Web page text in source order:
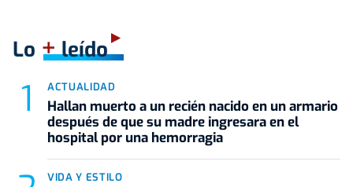
Lo +leído
ACTUALIDAD
Hallan muerto a un recién nacido en un armario
después de que su madre ingresara en el
hospital por una hemorragia
VIDA Y ESTILO